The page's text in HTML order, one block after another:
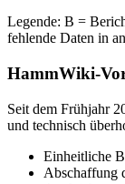
Legende: B =
fehlende Daten in
HammWiki-
Seit dem Frühjahr
und technisch
Einheitliche
Abschaffung